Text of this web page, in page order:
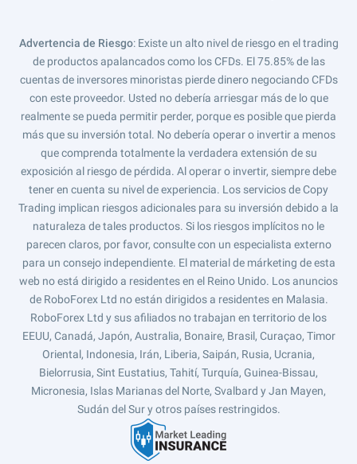
Advertencia de Riesgo: Existe un alto nivel de riesgo en el trading
de productos apalancados como los CFDs. El 75.85% de las
cuentas de inversores minoristas pierde dinero negociando CFDs
con este proveedor. Usted no debería arriesgar más de lo que
realmente se pueda permitir perder, porque es posible que pierda
más que su inversión total. No debería operar o invertir a menos
que comprenda totalmente la verdadera extensión de su
exposición al riesgo de pérdida. Al operar o invertir, siempre debe
tener en cuenta su nivel de experiencia. Los servicios de Copy
Trading implican riesgos adicionales para su inversión debido a la
naturaleza de tales productos. Si los riesgos implícitos no le
parecen claros, por favor, consulte con un especialista externo
para un consejo independiente. El material de márketing de esta
web no está dirigido a residentes en el Reino Unido. Los anuncios
de RoboForex Ltd no están dirigidos a residentes en Malasia.
RoboForex Ltd y sus afiliados no trabajan en territorio de los
EEUU, Canadá, Japón, Australia, Bonaire, Brasil, Curaçao, Timor
Oriental, Indonesia, Irán, Liberia, Saipán, Rusia, Ucrania,
Bielorrusia, Sint Eustatius, Tahití, Turquía, Guinea-Bissau,
Micronesia, Islas Marianas del Norte, Svalbard y Jan Mayen,
Sudán del Sur y otros países restringidos.